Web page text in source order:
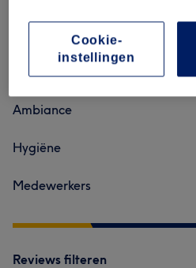
4,9
Ambiance
Hygiëne
Medewerkers
Reviews filteren
Cookie-
instellingen